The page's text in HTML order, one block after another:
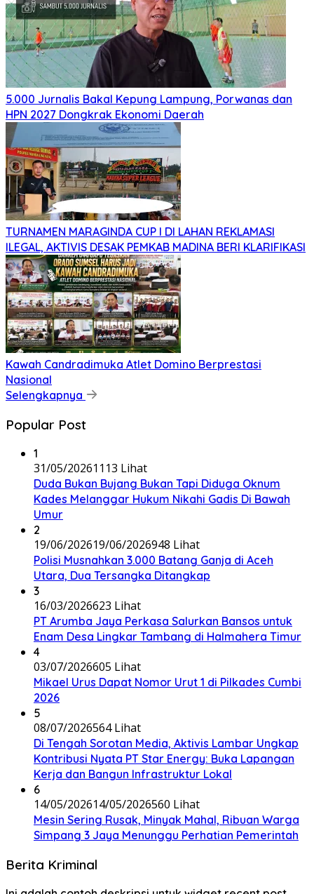
5.000 Jurnalis Bakal Kepung Lampung, Porwanas dan
HPN 2027 Dongkrak Ekonomi Daerah
TURNAMEN MARAGINDA CUP I DI LAHAN REKLAMASI
ILEGAL, AKTIVIS DESAK PEMKAB MADINA BERI KLARIFIKASI
Kawah Candradimuka Atlet Domino Berprestasi
Nasional
Selengkapnya
Popular Post
1
31/05/20261113 Lihat
Duda Bukan Bujang Bukan Tapi Diduga Oknum
Kades Melanggar Hukum Nikahi Gadis Di Bawah
Umur
2
19/06/202619/06/2026948 Lihat
Polisi Musnahkan 3.000 Batang Ganja di Aceh
Utara, Dua Tersangka Ditangkap
3
16/03/2026623 Lihat
PT Arumba Jaya Perkasa Salurkan Bansos untuk
Enam Desa Lingkar Tambang di Halmahera Timur
4
03/07/2026605 Lihat
Mikael Urus Dapat Nomor Urut 1 di Pilkades Cumbi
2026
5
08/07/2026564 Lihat
Di Tengah Sorotan Media, Aktivis Lambar Ungkap
Kontribusi Nyata PT Star Energy: Buka Lapangan
Kerja dan Bangun Infrastruktur Lokal
6
14/05/202614/05/2026560 Lihat
Mesin Sering Rusak, Minyak Mahal, Ribuan Warga
Simpang 3 Jaya Menunggu Perhatian Pemerintah
Berita Kriminal